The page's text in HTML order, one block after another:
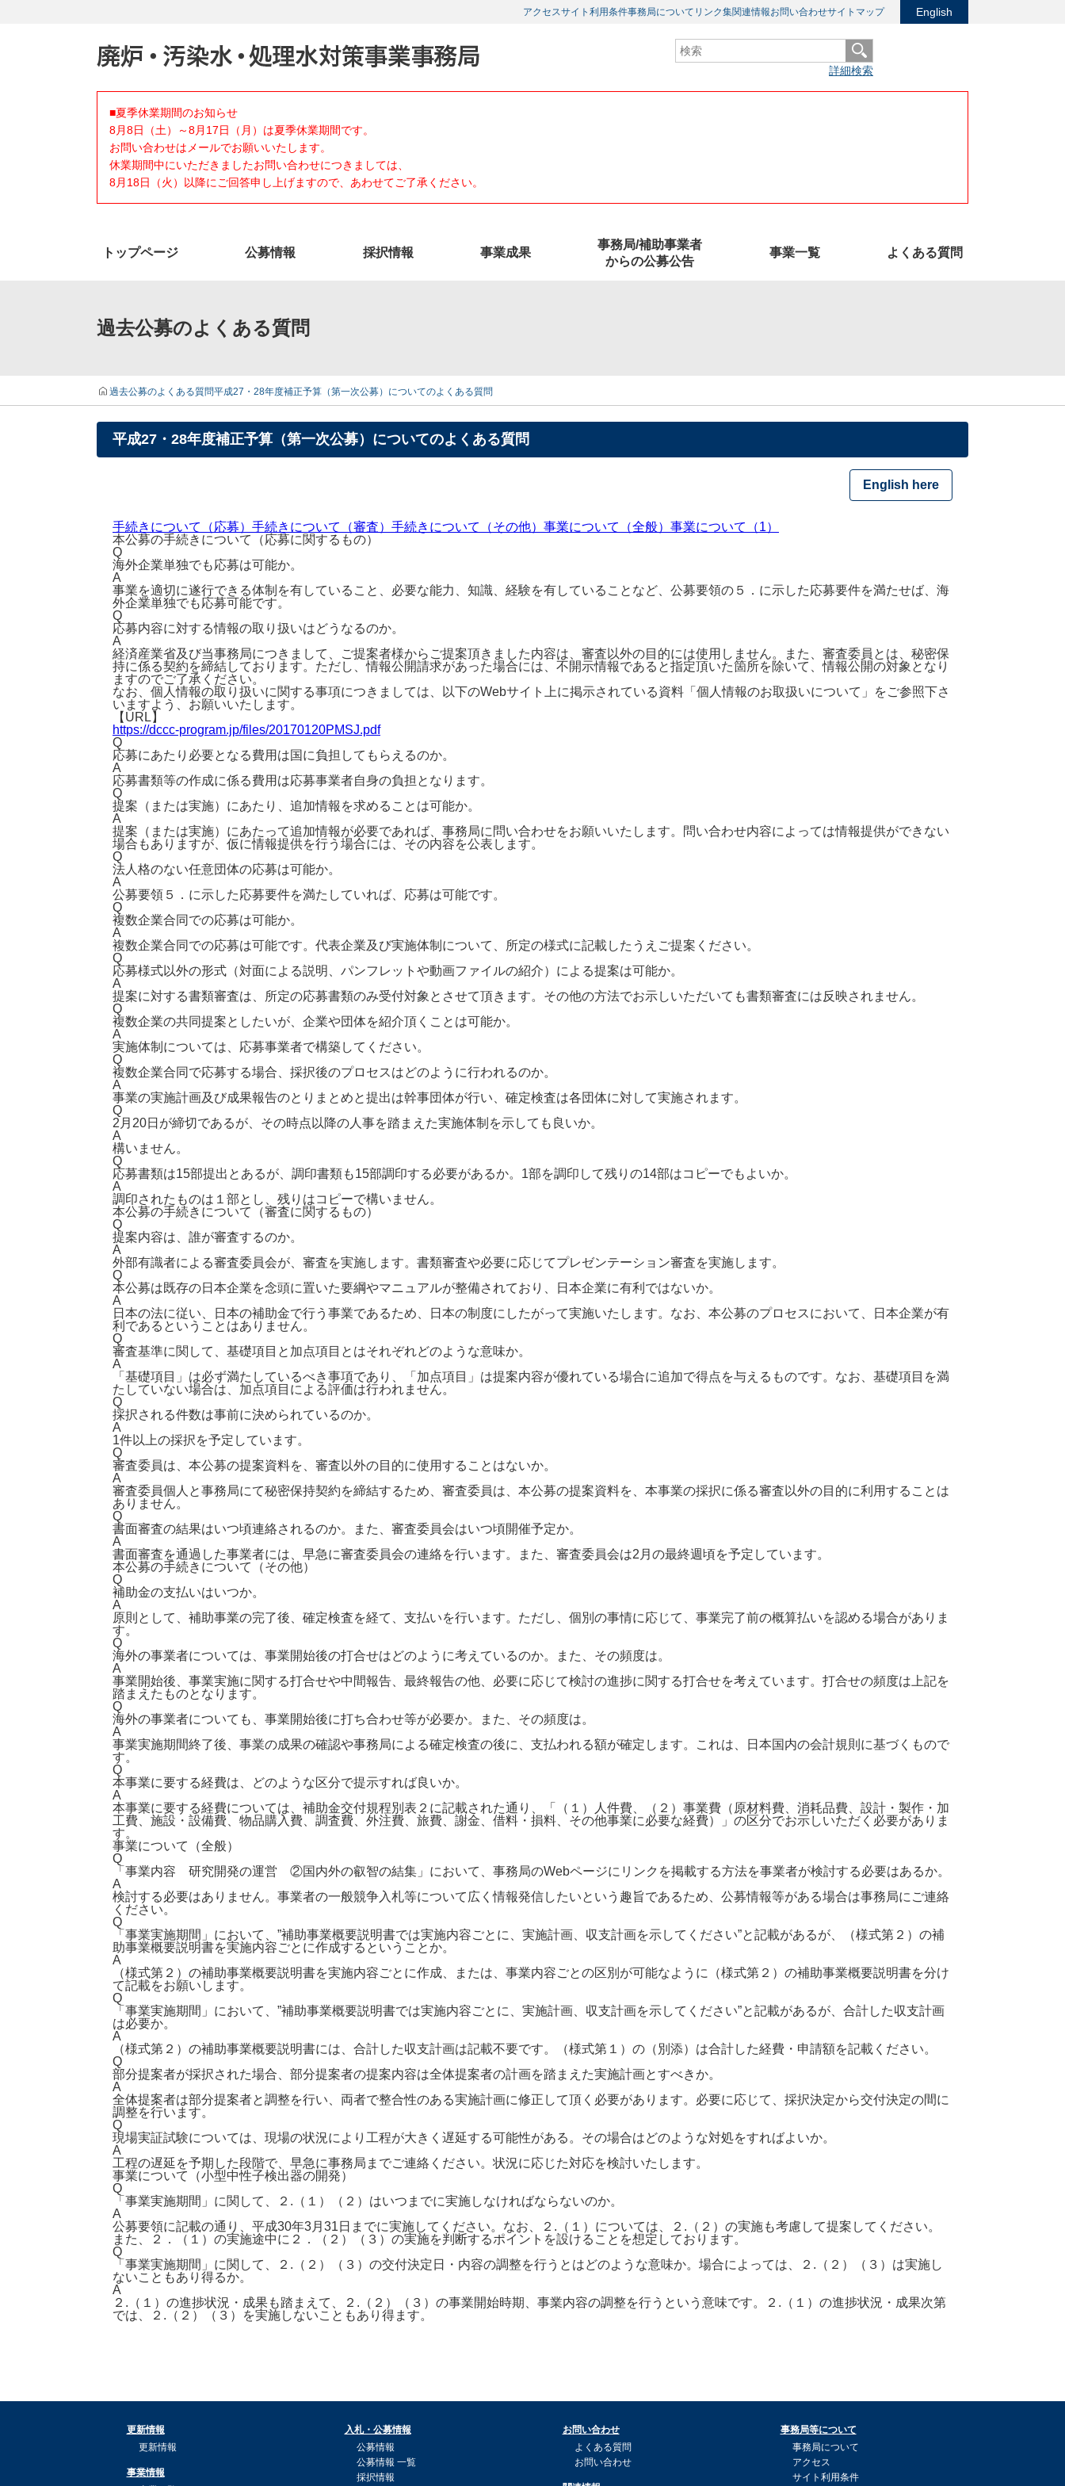
アクセスサイト利用条件事務局について リンク集関連情報お問い合わせサイトマップ English
詳細検索
■夏季休業期間のお知らせ
8月8日（土）～8月17日（月）は夏季休業期間です。
お問い合わせはメールでお願いいたします。
休業期間中にいただきましたお問い合わせにつきましては、
8月18日（火）以降にご回答申し上げますので、あわせてご了承ください。
トップページ 公募情報 採択情報 事業成果
事務局/補助事業者
からの公募公告
事業一覧 よくある質問
過去公募のよくある質問
過去公募のよくある質問平成27・28年度補正予算（第一次公募）についてのよくある質問
平成27・28年度補正予算（第一次公募）についてのよくある質問
English here
手続きについて（応募） 手続きについて（審査） 手続きについて（その他） 事業について（全般） 事業について（1）
本公募の手続きについて（応募に関するもの）
Q
海外企業単独でも応募は可能か。
A
事業を適切に遂行できる体制を有していること、必要な能力、知識、経験を有していることなど、公募要領の５．に示した応募要件を満たせば、海
外企業単独でも応募可能です。
Q
応募内容に対する情報の取り扱いはどうなるのか。
A
経済産業省及び当事務局につきまして、ご提案者様からご提案頂きました内容は、審査以外の目的には使用しません。また、審査委員とは、秘密保
持に係る契約を締結しております。ただし、情報公開請求があった場合には、不開示情報であると指定頂いた箇所を除いて、情報公開の対象となり
ますのでご了承ください。
なお、個人情報の取り扱いに関する事項につきましては、以下のWebサイト上に掲示されている資料「個人情報のお取扱いについて」をご参照下さ
いますよう、お願いいたします。
【URL】
https://dccc-program.jp/files/20170120PMSJ.pdf
Q
応募にあたり必要となる費用は国に負担してもらえるのか。
A
応募書類等の作成に係る費用は応募事業者自身の負担となります。
Q
提案（または実施）にあたり、追加情報を求めることは可能か。
A
提案（または実施）にあたって追加情報が必要であれば、事務局に問い合わせをお願いいたします。問い合わせ内容によっては情報提供ができない
場合もありますが、仮に情報提供を行う場合には、その内容を公表します。
Q
法人格のない任意団体の応募は可能か。
A
公募要領５．に示した応募要件を満たしていれば、応募は可能です。
Q
複数企業合同での応募は可能か。
A
複数企業合同での応募は可能です。代表企業及び実施体制について、所定の様式に記載したうえご提案ください。
Q
応募様式以外の形式（対面による説明、パンフレットや動画ファイルの紹介）による提案は可能か。
A
提案に対する書類審査は、所定の応募書類のみ受付対象とさせて頂きます。その他の方法でお示しいただいても書類審査には反映されません。
Q
複数企業の共同提案としたいが、企業や団体を紹介頂くことは可能か。
A
実施体制については、応募事業者で構築してください。
Q
複数企業合同で応募する場合、採択後のプロセスはどのように行われるのか。
A
事業の実施計画及び成果報告のとりまとめと提出は幹事団体が行い、確定検査は各団体に対して実施されます。
Q
2月20日が締切であるが、その時点以降の人事を踏まえた実施体制を示しても良いか。
A
構いません。
Q
応募書類は15部提出とあるが、調印書類も15部調印する必要があるか。1部を調印して残りの14部はコピーでもよいか。
A
調印されたものは１部とし、残りはコピーで構いません。
本公募の手続きについて（審査に関するもの）
Q
提案内容は、誰が審査するのか。
A
外部有識者による審査委員会が、審査を実施します。書類審査や必要に応じてプレゼンテーション審査を実施します。
Q
本公募は既存の日本企業を念頭に置いた要綱やマニュアルが整備されており、日本企業に有利ではないか。
A
日本の法に従い、日本の補助金で行う事業であるため、日本の制度にしたがって実施いたします。なお、本公募のプロセスにおいて、日本企業が有
利であるということはありません。
Q
審査基準に関して、基礎項目と加点項目とはそれぞれどのような意味か。
A
「基礎項目」は必ず満たしているべき事項であり、「加点項目」は提案内容が優れている場合に追加で得点を与えるものです。なお、基礎項目を満
たしていない場合は、加点項目による評価は行われません。
Q
採択される件数は事前に決められているのか。
A
1件以上の採択を予定しています。
Q
審査委員は、本公募の提案資料を、審査以外の目的に使用することはないか。
A
審査委員個人と事務局にて秘密保持契約を締結するため、審査委員は、本公募の提案資料を、本事業の採択に係る審査以外の目的に利用することは
ありません。
Q
書面審査の結果はいつ頃連絡されるのか。また、審査委員会はいつ頃開催予定か。
A
書面審査を通過した事業者には、早急に審査委員会の連絡を行います。また、審査委員会は2月の最終週頃を予定しています。
本公募の手続きについて（その他）
Q
補助金の支払いはいつか。
A
原則として、補助事業の完了後、確定検査を経て、支払いを行います。ただし、個別の事情に応じて、事業完了前の概算払いを認める場合がありま
す。
Q
海外の事業者については、事業開始後の打合せはどのように考えているのか。また、その頻度は。
A
事業開始後、事業実施に関する打合せや中間報告、最終報告の他、必要に応じて検討の進捗に関する打合せを考えています。打合せの頻度は上記を
踏まえたものとなります。
Q
海外の事業者についても、事業開始後に打ち合わせ等が必要か。また、その頻度は。
A
事業実施期間終了後、事業の成果の確認や事務局による確定検査の後に、支払われる額が確定します。これは、日本国内の会計規則に基づくもので
す。
Q
本事業に要する経費は、どのような区分で提示すれば良いか。
A
本事業に要する経費については、補助金交付規程別表２に記載された通り、「（１）人件費、（２）事業費（原材料費、消耗品費、設計・製作・加
工費、施設・設備費、物品購入費、調査費、外注費、旅費、謝金、借料・損料、その他事業に必要な経費）」の区分でお示しいただく必要がありま
す。
事業について（全般）
Q
「事業内容 研究開発の運営 ②国内外の叡智の結集」において、事務局のWebページにリンクを掲載する方法を事業者が検討する必要はあるか。
A
検討する必要はありません。事業者の一般競争入札等について広く情報発信したいという趣旨であるため、公募情報等がある場合は事務局にご連絡
ください。
Q
「事業実施期間」において、”補助事業概要説明書では実施内容ごとに、実施計画、収支計画を示してください”と記載があるが、（様式第２）の補
助事業概要説明書を実施内容ごとに作成するということか。
A
（様式第２）の補助事業概要説明書を実施内容ごとに作成、または、事業内容ごとの区別が可能なように（様式第２）の補助事業概要説明書を分け
て記載をお願いします。
Q
「事業実施期間」において、”補助事業概要説明書では実施内容ごとに、実施計画、収支計画を示してください”と記載があるが、合計した収支計画
は必要か。
A
（様式第２）の補助事業概要説明書には、合計した収支計画は記載不要です。（様式第１）の（別添）は合計した経費・申請額を記載ください。
Q
部分提案者が採択された場合、部分提案者の提案内容は全体提案者の計画を踏まえた実施計画とすべきか。
A
全体提案者は部分提案者と調整を行い、両者で整合性のある実施計画に修正して頂く必要があります。必要に応じて、採択決定から交付決定の間に
調整を行います。
Q
現場実証試験については、現場の状況により工程が大きく遅延する可能性がある。その場合はどのような対処をすればよいか。
A
工程の遅延を予期した段階で、早急に事務局までご連絡ください。状況に応じた対応を検討いたします。
事業について（小型中性子検出器の開発）
Q
「事業実施期間」に関して、２.（１）（２）はいつまでに実施しなければならないのか。
A
公募要領に記載の通り、平成30年3月31日までに実施してください。なお、２.（１）については、２.（２）の実施も考慮して提案してください。
また、２．（１）の実施途中に２．（２）（３）の実施を判断するポイントを設けることを想定しております。
Q
「事業実施期間」に関して、２.（２）（３）の交付決定日・内容の調整を行うとはどのような意味か。場合によっては、２.（２）（３）は実施し
ないこともあり得るか。
A
２.（１）の進捗状況・成果も踏まえて、２.（２）（３）の事業開始時期、事業内容の調整を行うという意味です。２.（１）の進捗状況・成果次第
では、２.（２）（３）を実施しないこともあり得ます。
更新情報
更新情報
事業情報
入札・公募情報
公募情報
公募情報 一覧
採択情報
お問い合わせ
よくある質問
お問い合わせ
事務局等について
事務局について
アクセス
サイト利用条件